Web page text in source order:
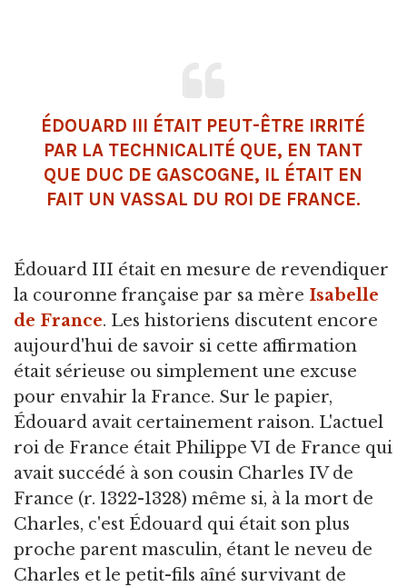
ÉDOUARD III ÉTAIT PEUT-ÊTRE IRRITÉ
PAR LA TECHNICALITÉ QUE, EN TANT
QUE DUC DE GASCOGNE, IL ÉTAIT EN
FAIT UN VASSAL DU ROI DE FRANCE.
Édouard III était en mesure de revendiquer
la couronne française par sa mère Isabelle
de France. Les historiens discutent encore
aujourd'hui de savoir si cette affirmation
était sérieuse ou simplement une excuse
pour envahir la France. Sur le papier,
Édouard avait certainement raison. L'actuel
roi de France était Philippe VI de France qui
avait succédé à son cousin Charles IV de
France (r. 1322-1328) même si, à la mort de
Charles, c'est Édouard qui était son plus
proche parent masculin, étant le neveu de
Charles et le petit-fils aîné survivant de